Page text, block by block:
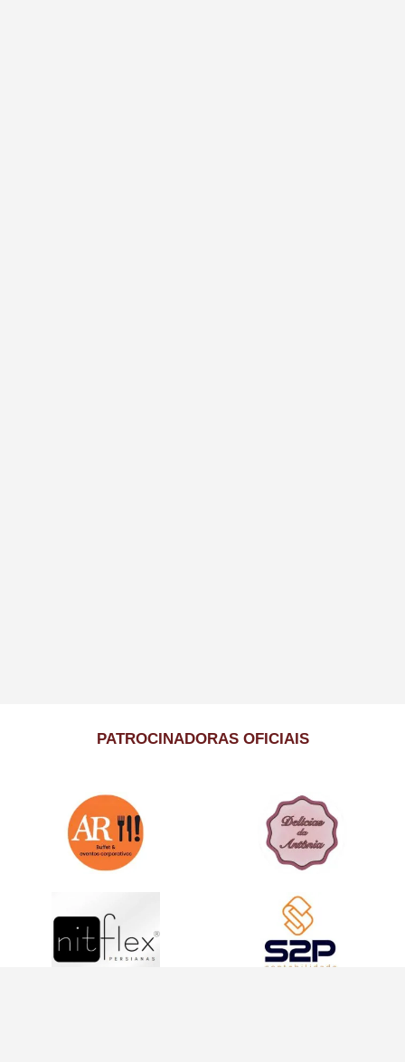
PATROCINADORAS OFICIAIS